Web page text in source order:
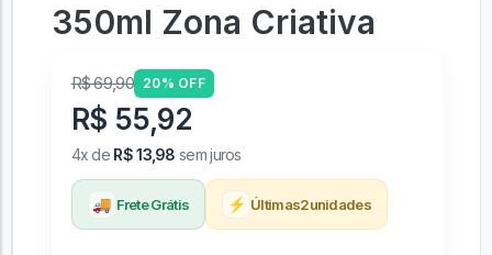
350ml Zona Criativa
R$ 69,90 20% OFF
R$ 55,92
4x de R$ 13,98 sem juros
🚚 Frete Grátis ⚡ Últimas2unidades